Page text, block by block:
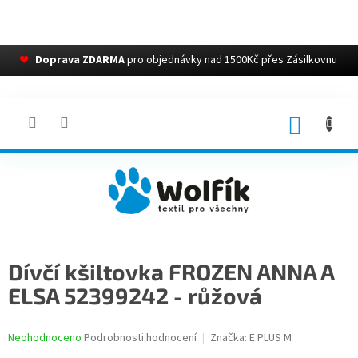
❤ Doprava ZDARMApro objednávky nad 1500Kč přes Zásilkovnu
Dívčí kšiltovka FROZEN ANNA A
ELSA 52399242 - růžová
Průměrné
Neohodnoceno Podrobnosti hodnocení Značka: E PLUS M